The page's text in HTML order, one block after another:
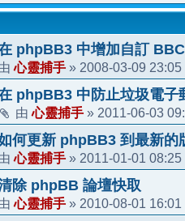
phpBB3 中增加自訂
心靈捕手 » 2008-03-09 23:05
phpBB3 中防止垃圾電子
由心靈捕手 » 2011-06-03
何更新 phpBB3 到最新的
心靈捕手 » 2011-01-01 08:25
除 phpBB 論壇快取
心靈捕手 » 2010-08-01 16:01